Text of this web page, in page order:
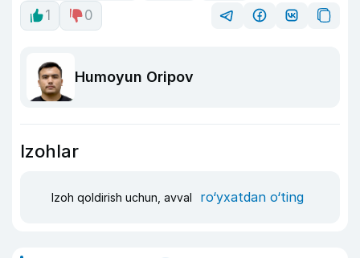
1
0
Humoyun Oripov
Izohlar
Izoh qoldirish uchun, avval ro‘yxatdan o‘ting